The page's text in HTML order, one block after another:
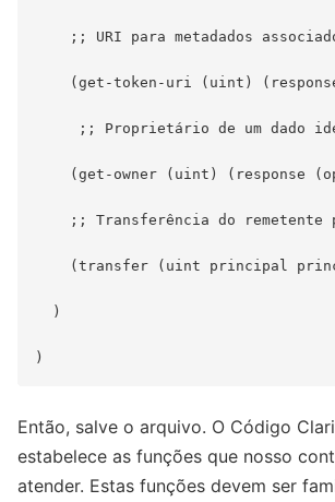
;; URI para metadados
(get-token-uri (uint)
;; Proprietário de um dado
(get-owner (uint) (response
;; Transferência do remetente
(transfer (uint principal
  )
Então, salve o arquivo. O Código
estabelece as funções que nosso
atender. Estas funções devem ser